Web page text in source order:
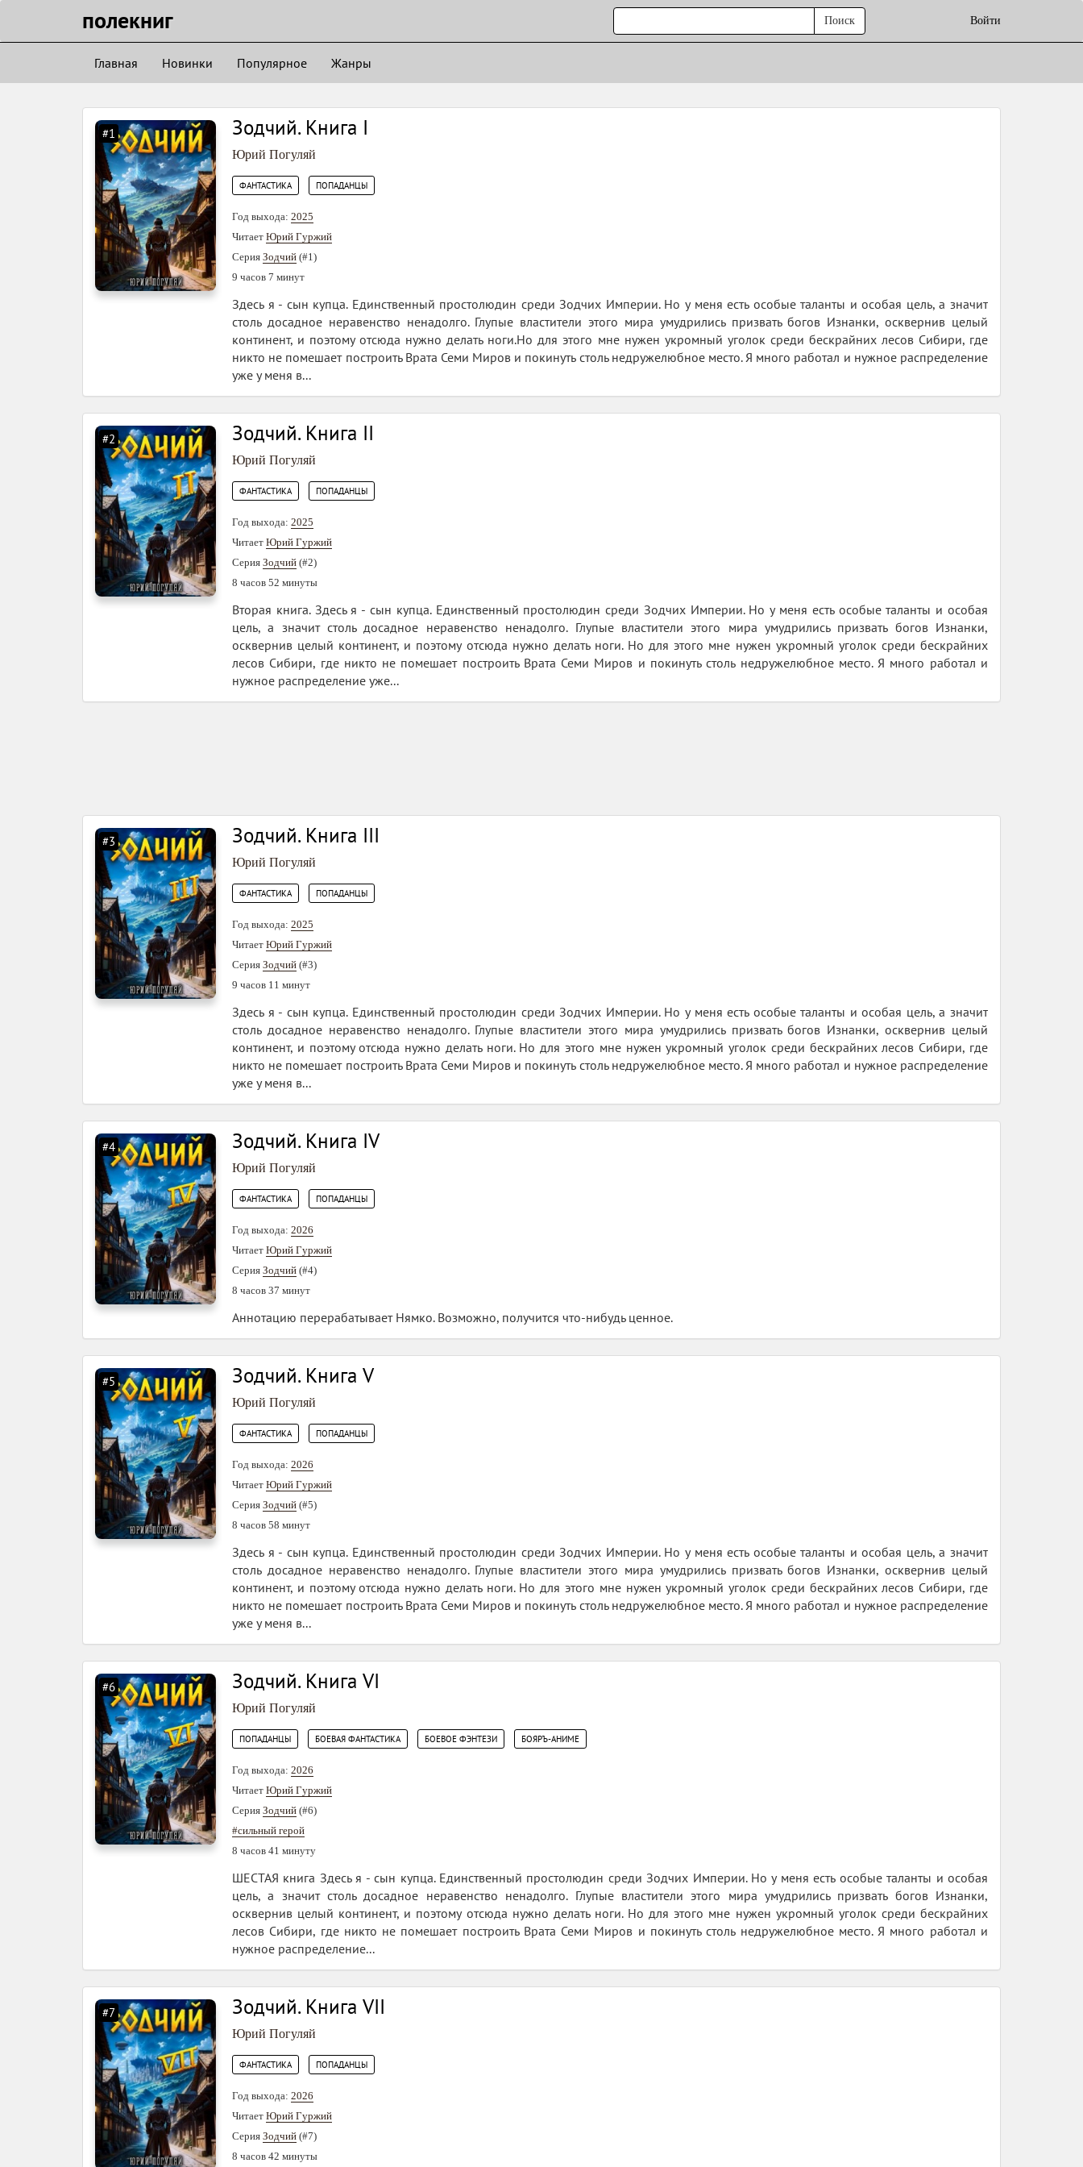
полекниг Войти
Поиск
Главная Новинки Популярное Жанры
#1 Зодчий. Книга I
Юрий Погуляй
ФАНТАСТИКА ПОПАДАНЦЫ
Год выхода: 2025
Читает Юрий Гуржий
Серия Зодчий (#1)
9 часов 7 минут
Здесь я - сын купца. Единственный простолюдин среди Зодчих Империи. Но у меня есть особые таланты и особая цель, а значит
столь досадное неравенство ненадолго. Глупые властители этого мира умудрились призвать богов Изнанки, осквернив целый
континент, и поэтому отсюда нужно делать ноги.Но для этого мне нужен укромный уголок среди бескрайних лесов Сибири, где
никто не помешает построить Врата Семи Миров и покинуть столь недружелюбное место. Я много работал и нужное распределение
уже у меня в...
#2 Зодчий. Книга II
Юрий Погуляй
ФАНТАСТИКА ПОПАДАНЦЫ
Год выхода: 2025
Читает Юрий Гуржий
Серия Зодчий (#2)
8 часов 52 минуты
Вторая книга. Здесь я - сын купца. Единственный простолюдин среди Зодчих Империи. Но у меня есть особые таланты и особая
цель, а значит столь досадное неравенство ненадолго. Глупые властители этого мира умудрились призвать богов Изнанки,
осквернив целый континент, и поэтому отсюда нужно делать ноги. Но для этого мне нужен укромный уголок среди бескрайних
лесов Сибири, где никто не помешает построить Врата Семи Миров и покинуть столь недружелюбное место. Я много работал и
нужное распределение уже...
#3 Зодчий. Книга III
Юрий Погуляй
ФАНТАСТИКА ПОПАДАНЦЫ
Год выхода: 2025
Читает Юрий Гуржий
Серия Зодчий (#3)
9 часов 11 минут
Здесь я - сын купца. Единственный простолюдин среди Зодчих Империи. Но у меня есть особые таланты и особая цель, а значит
столь досадное неравенство ненадолго. Глупые властители этого мира умудрились призвать богов Изнанки, осквернив целый
континент, и поэтому отсюда нужно делать ноги. Но для этого мне нужен укромный уголок среди бескрайних лесов Сибири, где
никто не помешает построить Врата Семи Миров и покинуть столь недружелюбное место. Я много работал и нужное распределение
уже у меня в...
#4 Зодчий. Книга IV
Юрий Погуляй
ФАНТАСТИКА ПОПАДАНЦЫ
Год выхода: 2026
Читает Юрий Гуржий
Серия Зодчий (#4)
8 часов 37 минут
Аннотацию перерабатывает Нямко. Возможно, получится что-нибудь ценное.
#5 Зодчий. Книга V
Юрий Погуляй
ФАНТАСТИКА ПОПАДАНЦЫ
Год выхода: 2026
Читает Юрий Гуржий
Серия Зодчий (#5)
8 часов 58 минут
Здесь я - сын купца. Единственный простолюдин среди Зодчих Империи. Но у меня есть особые таланты и особая цель, а значит
столь досадное неравенство ненадолго. Глупые властители этого мира умудрились призвать богов Изнанки, осквернив целый
континент, и поэтому отсюда нужно делать ноги. Но для этого мне нужен укромный уголок среди бескрайних лесов Сибири, где
никто не помешает построить Врата Семи Миров и покинуть столь недружелюбное место. Я много работал и нужное распределение
уже у меня в...
#6 Зодчий. Книга VI
Юрий Погуляй
ПОПАДАНЦЫ БОЕВАЯ ФАНТАСТИКА БОЕВОЕ ФЭНТЕЗИ БОЯРЪ-АНИМЕ
Год выхода: 2026
Читает Юрий Гуржий
Серия Зодчий (#6)
#сильный герой
8 часов 41 минуту
ШЕСТАЯ книга Здесь я - сын купца. Единственный простолюдин среди Зодчих Империи. Но у меня есть особые таланты и особая
цель, а значит столь досадное неравенство ненадолго. Глупые властители этого мира умудрились призвать богов Изнанки,
осквернив целый континент, и поэтому отсюда нужно делать ноги. Но для этого мне нужен укромный уголок среди бескрайних
лесов Сибири, где никто не помешает построить Врата Семи Миров и покинуть столь недружелюбное место. Я много работал и
нужное распределение...
#7 Зодчий. Книга VII
Юрий Погуляй
ФАНТАСТИКА ПОПАДАНЦЫ
Год выхода: 2026
Читает Юрий Гуржий
Серия Зодчий (#7)
8 часов 42 минуты